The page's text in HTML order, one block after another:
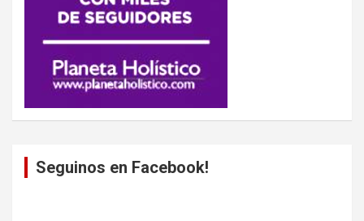
Seguinos en Facebook!